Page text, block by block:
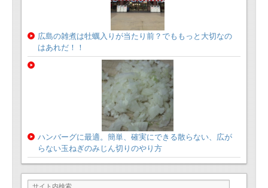
広島の雑煮は牡蠣入りが当たり前？でももっと大切なの
はあれだ！！
ハンバーグに最適。簡単、確実にできる散らない、広が
らない玉ねぎのみじん切りのやり方